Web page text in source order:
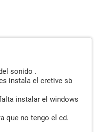
sonido .
instala el cretive sb
instalar el windows
que no tengo el cd.